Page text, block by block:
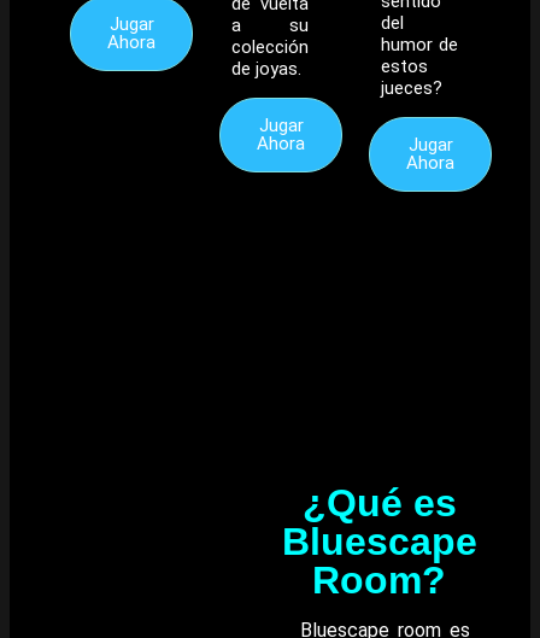
Jugar
Ahora
a su
colección
de joyas.
Jugar
Ahora
del
humor de
estos
jueces?
Jugar
Ahora
¿Qué es
Bluescape
Room?
Bluescape room es